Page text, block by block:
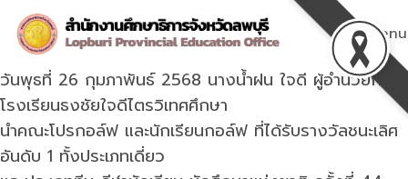
content
Menu
วันพุธที่ 26 กุมภาพันธ์ 2568 นางน้ำฝน ใจดี ผู้อำนวยการ
โรงเรียนธงชัยใจดีไตรวิเทศศึกษา
นำคณะโปรกอล์ฟ และนักเรียนกอล์ฟ ที่ได้รับรางวัลชนะเลิศ
อันดับ 1 ทั้งประเภทเดี่ยว